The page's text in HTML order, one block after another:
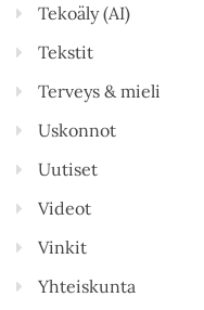
Tekoäly (AI)
Tekstit
Terveys & mieli
Uskonnot
Uutiset
Videot
Vinkit
Yhteiskunta